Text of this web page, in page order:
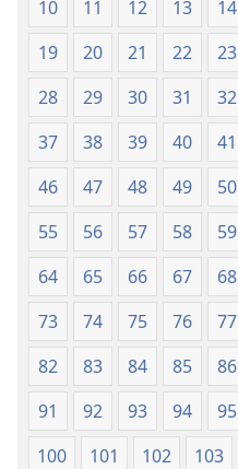
10
11 12 13 14
19
20 21 22 23
28
29 30 31 32
37
38 39 40 41
46
47 48 49 50
55
56 57 58 59
64
65 66 67 68
73
74 75 76 77
82
83 84 85 86
91
92 93 94 95
100
101 102 103